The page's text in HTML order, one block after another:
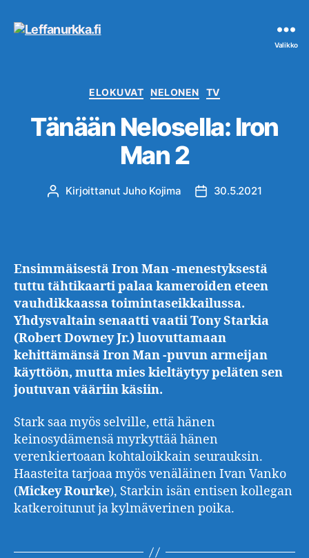
Valikko
Kategoriat
ELOKUVAT NELONEN TV
Tänään Nelosella: Iron
Man 2
Kirjoittaja
KirjoittanutJuho Kojima Julkaisupäivämäärä
30.5.2021
Ensimmäisestä Iron Man -menestyksestä
tuttu tähtikaarti palaa kameroiden eteen
vauhdikkaassa toimintaseikkailussa.
Yhdysvaltain senaatti vaatii Tony Starkia
(Robert Downey Jr.) luovuttamaan
kehittämänsä Iron Man -puvun armeijan
käyttöön, mutta mies kieltäytyy peläten sen
joutuvan vääriin käsiin.
Stark saa myös selville, että hänen
keinosydämensä myrkyttää hänen
verenkiertoaan kohtaloikkain seurauksin.
Haasteita tarjoaa myös venäläinen Ivan Vanko
(MickeyRourke), Starkin isän entisen kollegan
katkeroitunut ja kylmäverinen poika.